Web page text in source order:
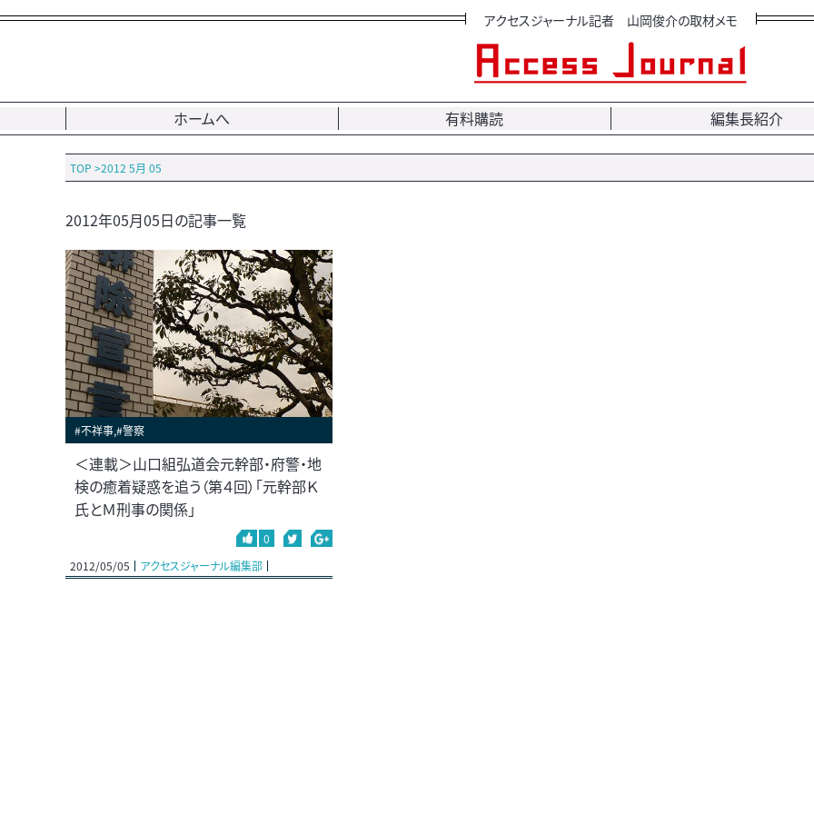
アクセスジャーナル記者 山岡俊介の取材メモ
ホームへ 有料購読 編集長紹介
TOP >2012 5月 05
2012年05月05日の記事一覧
#不祥事,#警察
＜連載＞山口組弘道会元幹部・府警・地
検の癒着疑惑を追う（第４回）「元幹部Ｋ
氏とＭ刑事の関係」
0
2012/05/05
アクセスジャーナル編集部